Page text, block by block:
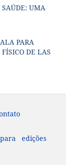
UMA
PARA
DE LAS
edições